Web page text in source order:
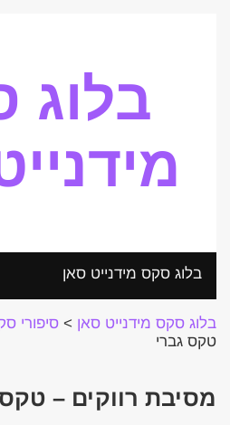
בלוג
בלוג סקס מידנייט סאן
בלוג סקס מידנייט סאן > סיפורי
טקס גברי
מסיבת רווקים –